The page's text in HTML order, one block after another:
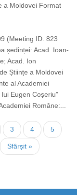
a Moldovei Format
(Meeting ID: 823
ședinței: Acad. Ioan-
Acad. Ion
Științe a Moldovei
al Academiei
Eugen Coșeriu”
Române:...
Pagina
curentă
3 Page
4 Page
5
Ultima
pagină
Sfârșit »